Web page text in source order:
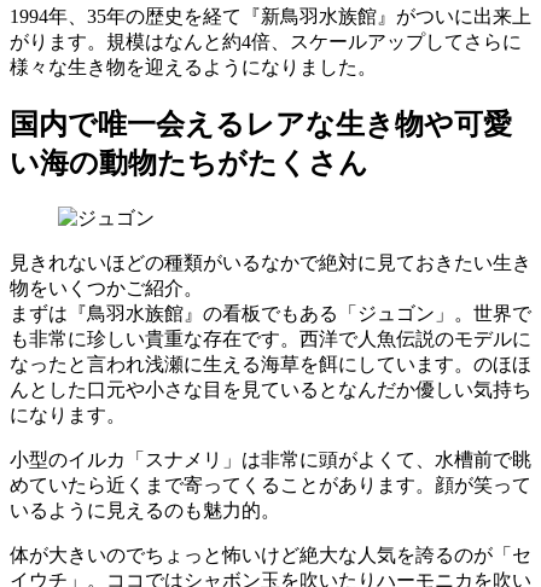
1994年、35年の歴史を経て『新鳥羽水族館』がついに出来上
がります。規模はなんと約4倍、スケールアップしてさらに
様々な生き物を迎えるようになりました。
国内で唯一会えるレアな生き物や可愛
い海の動物たちがたくさん
見きれないほどの種類がいるなかで絶対に見ておきたい生き
物をいくつかご紹介。
まずは『鳥羽水族館』の看板でもある「ジュゴン」。世界で
も非常に珍しい貴重な存在です。西洋で人魚伝説のモデルに
なったと言われ浅瀬に生える海草を餌にしています。のほほ
んとした口元や小さな目を見ているとなんだか優しい気持ち
になります。
小型のイルカ「スナメリ」は非常に頭がよくて、水槽前で眺
めていたら近くまで寄ってくることがあります。顔が笑って
いるように見えるのも魅力的。
体が大きいのでちょっと怖いけど絶大な人気を誇るのが「セ
イウチ」。ココではシャボン玉を吹いたりハーモニカを吹い